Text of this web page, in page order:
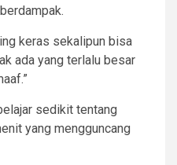
keras sekalipun bisa
ada yang terlalu besar
sedikit tentang
yang mengguncang